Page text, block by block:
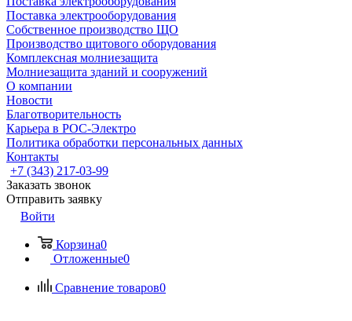
Поставка электрооборудования
Собственное производство ЩО
Производство щитового оборудования
Комплексная молниезащита
Молниезащита зданий и сооружений
О компании
Новости
Благотворительность
Карьера в РОС-Электро
Политика обработки персональных данных
Контакты
+7 (343) 217-03-99
Заказать звонок
Отправить заявку
Войти
Корзина0
Отложенные0
Сравнение товаров0